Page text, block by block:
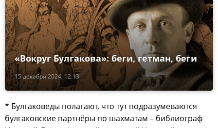
15 декабря 2024, 12:13
«Вокруг Булгакова»: беги, гетман, беги
* Булгаковеды полагают, что тут подразумеваются
булгаковские партнёры по шахматам – библиограф